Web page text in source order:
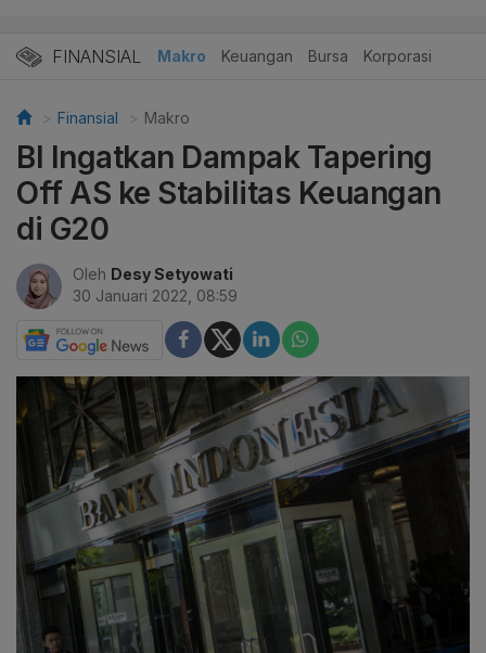
FINANSIAL Makro Keuangan Bursa Korporasi
Finansial Makro
BI Ingatkan Dampak Tapering
Off AS ke Stabilitas Keuangan
di G20
Oleh Desy Setyowati
30 Januari 2022, 08:59